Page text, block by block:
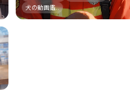
犬の動画鑑..